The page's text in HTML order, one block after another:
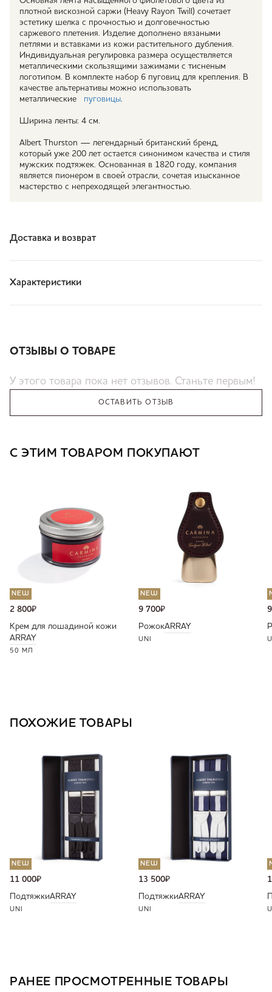
плотной вискозной саржи (Heavy Rayon Twill) сочетает
эстетику шелка с прочностью и долговечностью
саржевого плетения. Изделие дополнено вязаными
петлями и вставками из кожи растительного дубления.
Индивидуальная регулировка размера осуществляется
металлическими скользящими зажимами с тисненым
логотипом. В комплекте набор 6 пуговиц для крепления. В
качестве альтернативы можно использовать
металлические
пуговицы.
Ширина ленты: 4 см.
Albert Thurston — легендарный британский бренд,
который уже 200 лет остается синонимом качества и стиля
мужских подтяжек. Основанная в 1820 году, компания
является пионером в своей отрасли, сочетая изысканное
мастерство с непреходящей элегантностью.
Доставка и возврат
Характеристики
ОТЗЫВЫ О ТОВАРЕ
У этого товара пока нет отзывов. Станьте первым!
ОСТАВИТЬ ОТЗЫВ
С ЭТИМ ТОВАРОМ ПОКУПАЮТ
NEW
2 800₽
Крем для лошадиной кожи
ARRAY
50 МЛ
NEW
9 700₽
РожокARRAY
UNI
ПОХОЖИЕ ТОВАРЫ
NEW
11 000₽
ПодтяжкиARRAY
UNI
NEW
13 500₽
ПодтяжкиARRAY
UNI
РАНЕЕ ПРОСМОТРЕННЫЕ ТОВАРЫ